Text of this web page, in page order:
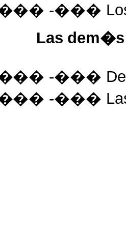
-���
Las dem�s
-��� De
-���